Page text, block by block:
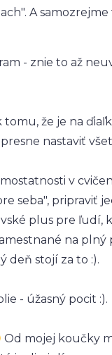
A
- znie to až
tomu, že je na
nastaviť
v
seba", pripraviť
plus pre ľudí,
na
deň stojí za to :).
- úžasný pocit :).
Od mojej koučky